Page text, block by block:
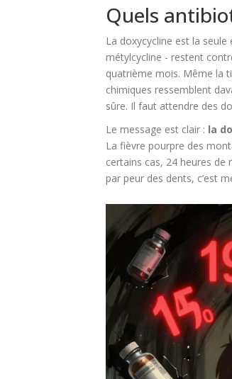
Quels
La doxycycline est la
métylcycline - restent
quatrième mois. Même la
chimiques ressemblent
sûre. Il faut attendre des
Le message est clair : la
La fièvre pourpre des
certains cas, 24 heures
par peur des dents, c’est